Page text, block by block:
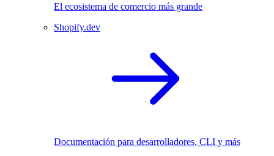
El ecosistema de comercio más grande
Shopify.dev
Documentación para desarrolladores, CLI y más